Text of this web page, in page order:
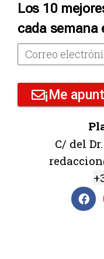
Los 10
cada semana
¡Me
C/ del